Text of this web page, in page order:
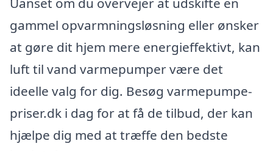
gammel opvarmningsløsning eller ønsker
at gøre dit hjem mere energieffektivt, kan
luft til vand varmepumper være det
ideelle valg for dig. Besøg varmepumpe-
priser.dk i dag for at få de tilbud, der kan
hjælpe dig med at træffe den bedste